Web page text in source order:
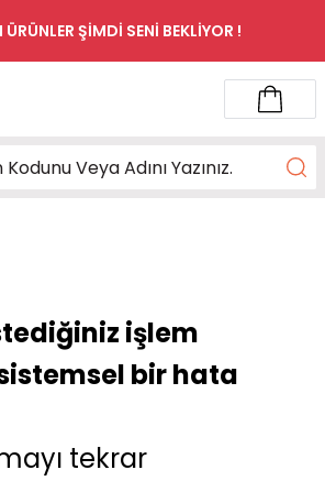
ÜRÜNLER ŞİMDİ SENİ BEKLİYOR !
işlem
bir hata
tekrar